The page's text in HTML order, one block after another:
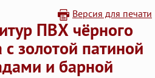
Версия для печати
ПВХ чёрного
золотой патиной
и барной